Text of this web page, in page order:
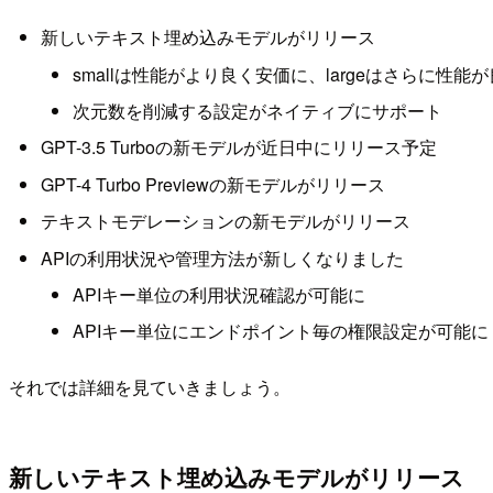
新しいテキスト埋め込みモデルがリリース
smallは性能がより良く安価に、largeはさらに性能が
次元数を削減する設定がネイティブにサポート
GPT-3.5 Turboの新モデルが近日中にリリース予定
GPT-4 Turbo Previewの新モデルがリリース
テキストモデレーションの新モデルがリリース
APIの利用状況や管理方法が新しくなりました
APIキー単位の利用状況確認が可能に
APIキー単位にエンドポイント毎の権限設定が可能に
それでは詳細を見ていきましょう。
新しいテキスト埋め込みモデルがリリース